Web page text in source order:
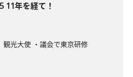
11年を経て！
観光大使 ・議会で東京研修